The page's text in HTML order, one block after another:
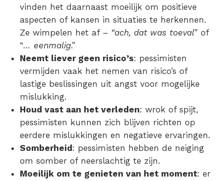
vinden het daarnaast moeilijk om positieve
aspecten of kansen in situaties te herkennen.
Ze wimpelen het af – “ach, dat was toeval” of
“… eenmalig.”
Neemt liever geen risico’s: pessimisten
vermijden vaak het nemen van risico’s of
lastige beslissingen uit angst voor mogelijke
mislukking.
Houd vast aan het verleden: wrok of spijt,
pessimisten kunnen zich blijven richten op
eerdere mislukkingen en negatieve ervaringen.
Somberheid : pessimisten hebben de neiging
om somber of neerslachtig te zijn.
Moeilijk om te genieten van het moment: er